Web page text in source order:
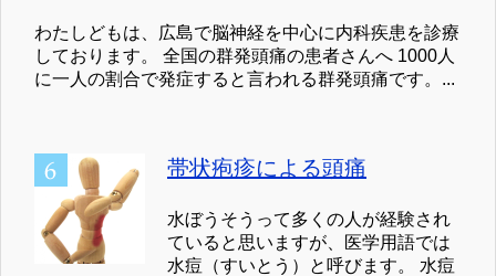
わたしどもは、広島で脳神経を中心に内科疾患を診療
しております。 全国の群発頭痛の患者さんへ 1000人
に一人の割合で発症すると言われる群発頭痛です。...
帯状疱疹による頭痛
水ぼうそうって多くの人が経験され
ていると思いますが、医学用語では
水痘（すいとう）と呼びます。 水痘